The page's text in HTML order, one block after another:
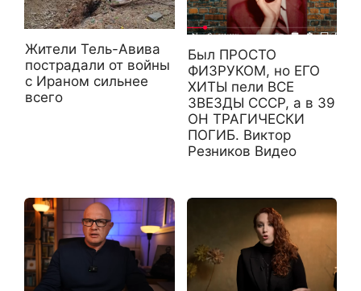
Жители Тель-Авива
пострадали от войны
с Ираном сильнее
всего
Был ПРОСТО
ФИЗРУКОМ, но ЕГО
ХИТЫ пели ВСЕ
ЗВЕЗДЫ СССР, а в 39
ОН ТРАГИЧЕСКИ
ПОГИБ. Виктор
Резников Видео